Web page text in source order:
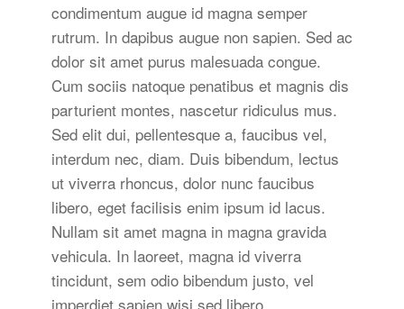
condimentum augue id magna semper
rutrum. In dapibus augue non sapien. Sed ac
dolor sit amet purus malesuada congue.
Cum sociis natoque penatibus et magnis dis
parturient montes, nascetur ridiculus mus.
Sed elit dui, pellentesque a, faucibus vel,
interdum nec, diam. Duis bibendum, lectus
ut viverra rhoncus, dolor nunc faucibus
libero, eget facilisis enim ipsum id lacus.
Nullam sit amet magna in magna gravida
vehicula. In laoreet, magna id viverra
tincidunt, sem odio bibendum justo, vel
imperdiet sapien wisi sed libero.